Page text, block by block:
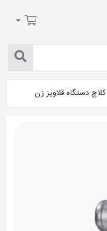
کلاچ دستگاه قلاویز زن